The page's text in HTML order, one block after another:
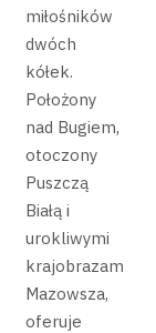
miłośników
dwóch
kółek.
Położony
nad Bugiem,
otoczony
Puszczą
Białą i
urokliwymi
krajobrazami
Mazowsza,
oferuje